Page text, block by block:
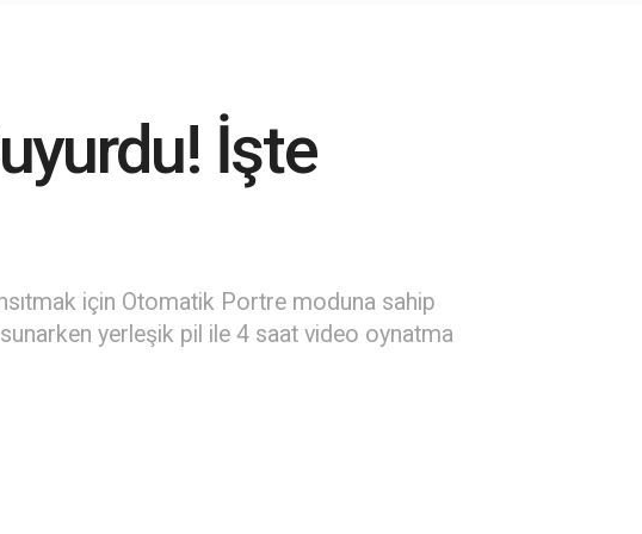
İşte
için Otomatik Portre moduna sahip
yerleşik pil ile 4 saat video oynatma